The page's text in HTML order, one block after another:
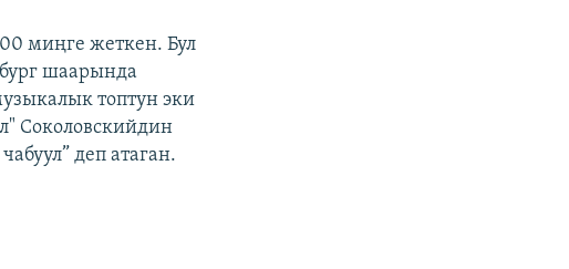
миңге жеткен. Бул
шаарында
топтун эки
Соколовскийдин
деп атаган.